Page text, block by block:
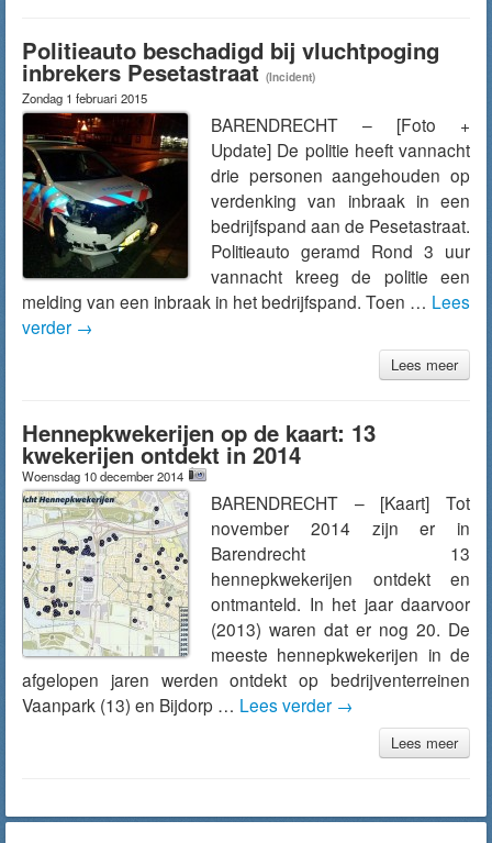
Politieauto beschadigd bij vluchtpoging
inbrekers Pesetastraat (Incident)
Zondag 1 februari 2015
BARENDRECHT – [Foto +
Update] De politie heeft vannacht
drie personen aangehouden op
verdenking van inbraak in een
bedrijfspand aan de Pesetastraat.
Politieauto geramd Rond 3 uur
vannacht kreeg de politie een
melding van een inbraak in het bedrijfspand. Toen … Lees
verder →
Lees meer
Hennepkwekerijen op de kaart: 13
kwekerijen ontdekt in 2014
Woensdag 10 december 2014
BARENDRECHT – [Kaart] Tot
november 2014 zijn er in
Barendrecht 13
hennepkwekerijen ontdekt en
ontmanteld. In het jaar daarvoor
(2013) waren dat er nog 20. De
meeste hennepkwekerijen in de
afgelopen jaren werden ontdekt op bedrijventerreinen
Vaanpark (13) en Bijdorp … Lees verder →
Lees meer